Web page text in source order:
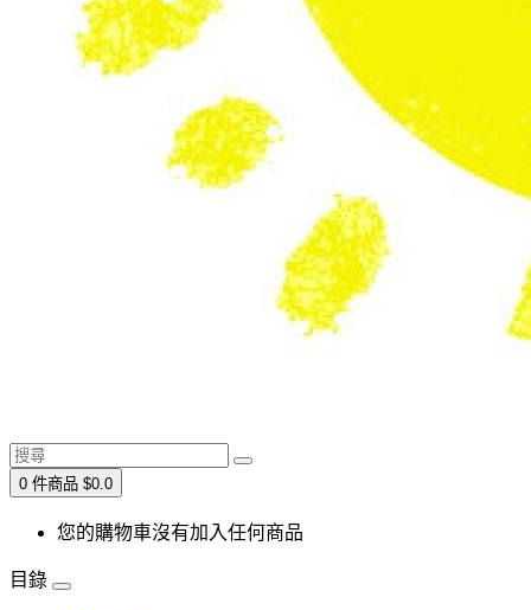
0 件商品 $0.0
您的購物車沒有加入任何商品
目錄